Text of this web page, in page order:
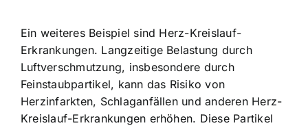
Ein weiteres Beispiel sind Herz-Kreislauf-
Erkrankungen. Langzeitige Belastung durch
Luftverschmutzung, insbesondere durch
Feinstaubpartikel, kann das Risiko von
Herzinfarkten, Schlaganfällen und anderen Herz-
Kreislauf-Erkrankungen erhöhen. Diese Partikel